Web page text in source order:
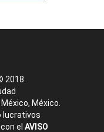
2018.
México.
lucrativos
el AVISO